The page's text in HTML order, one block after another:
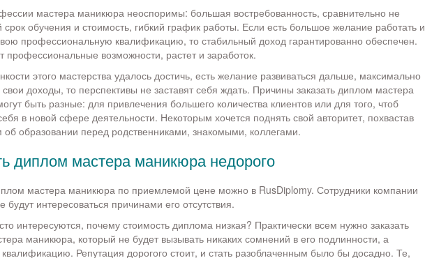
мастера маникюра неоспоримы: большая востребованность, сравнительно не
срок обучения и стоимость, гибкий график работы. Если есть большое желание работать и
профессиональную квалификацию, то стабильный доход гарантированно обеспечен.
профессиональные возможности, растет и заработок.
этого мастерства удалось достичь, есть желание развиваться дальше, максимально
доходы, то перспективы не заставят себя ждать. Причины заказать диплом мастера
быть разные: для привлечения большего количества клиентов или для того, чтоб
в новой сфере деятельности. Некоторым хочется поднять свой авторитет, похвастав
об образовании перед родственниками, знакомыми, коллегами.
диплом мастера маникюра недорого
мастера маникюра по приемлемой цене можно в RusDiplomy. Сотрудники компании
будут интересоваться причинами его отсутствия.
интересуются, почему стоимость диплома низкая? Практически всем нужно заказать
маникюра, который не будет вызывать никаких сомнений в его подлинности, а
квалификацию. Репутация дорогого стоит, и стать разоблаченным было бы досадно. Те,